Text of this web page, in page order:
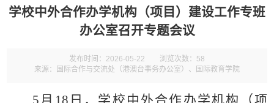
学校中外合作办学机构（项目）建设工作专班
办公室召开专题会议
发布时间：2026-05-22 浏览次数： 58
来源：国际合作与交流处（港澳台事务办公室）、国际教育学院